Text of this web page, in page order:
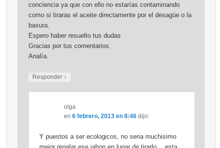
conciencia ya que con ello no estarías contaminando
como si tiraras el aceite directamente por el desagüe o la
basura.
Espero haber resuelto tus dudas
Gracias por tus comentarios.
Analía.
Responder ↓
olga
en 6 febrero, 2013 en 8:46 dijo:
Y puestos a ser ecologicos, no seria muchisimo